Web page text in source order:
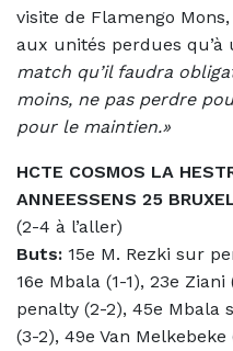
visite de Flamengo
aux unités perdues qu’à
match qu’il faudra
moins, ne pas perdre
pour le maintien.»
HCTE COSMOS LA
ANNEESSENS 25
(2-4 à l’aller)
Buts: 15e M. Rezki sur
16e Mbala (1-1), 23e
penalty (2-2), 45e
(3-2), 49e Van Melkebeke